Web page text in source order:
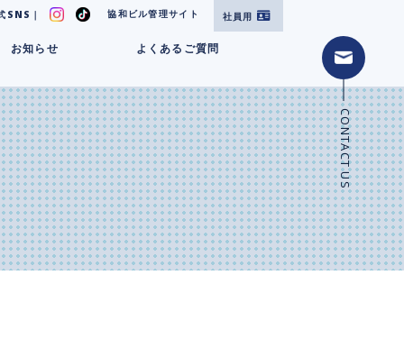
SNS｜ 協和ビル管理サイト 社員用
お知らせ よくあるご質問